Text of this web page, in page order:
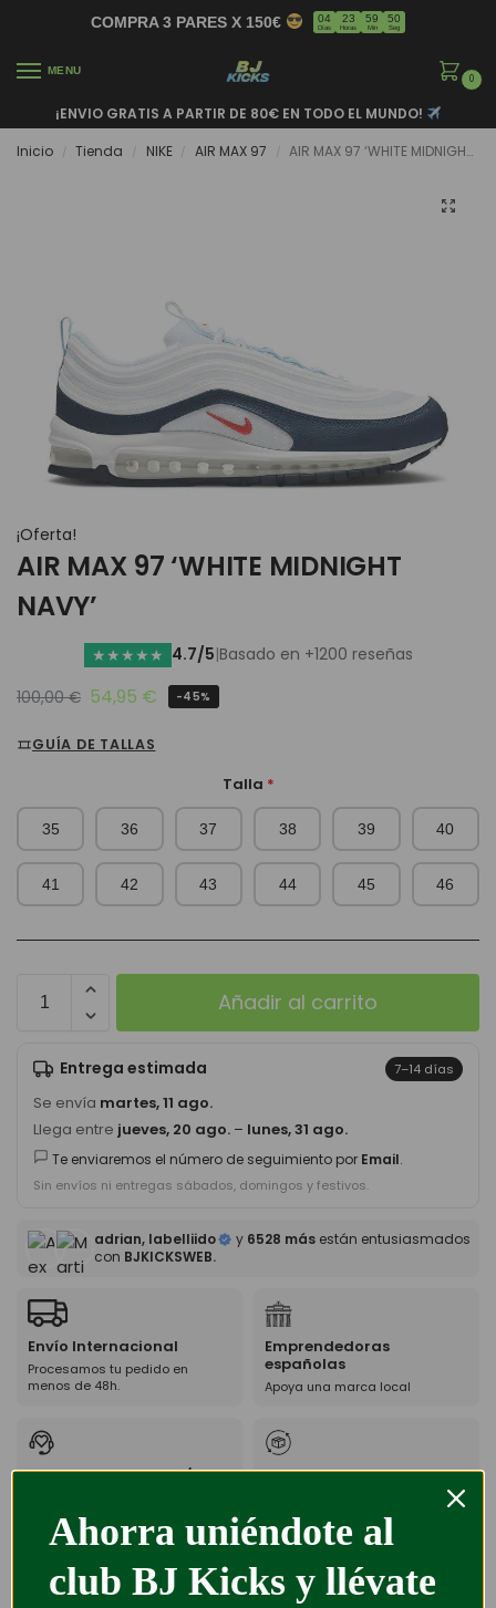
COMPRA 3 PARES X 150€ 04
Días
23
Horas
59
Min
50
Seg
MENU
0
¡ENVIO GRATIS A PARTIR DE 80€ EN TODO EL MUNDO!
Inicio
/ Tienda / NIKE / AIR MAX 97 / AIR MAX 97 ‘WHITE MIDNIGHT NAVY’
¡Oferta!
AIR MAX 97 ‘WHITE MIDNIGHT
NAVY’
★★★★★ 4.7/5|Basado en +1200 reseñas
100,00€ 54,95 € -45%
GUÍA DE TALLAS
Talla *
35 36 37 38 39 40
41 42 43 44 45 46
Añadir al carrito
Entrega estimada 7–14 días
Se envía martes, 11 ago.
Llega entre jueves, 20 ago. – lunes, 31 ago.
Te enviaremos el número de seguimiento por Email.
Sin envíos ni entregas sábados, domingos y festivos.
adrian, labelliido y 6528 más están entusiasmados
con BJKICKSWEB.
Envío Internacional
Procesamos tu pedido en
menos de 48h.
Emprendedoras
españolas
Apoya una marca local
Servicio personal 24/7
pregunta
14 días de derecho de
Sin riesgo gracias a la garantía
de satisfacción
Ahorra uniéndote al
club BJ Kicks y llévate